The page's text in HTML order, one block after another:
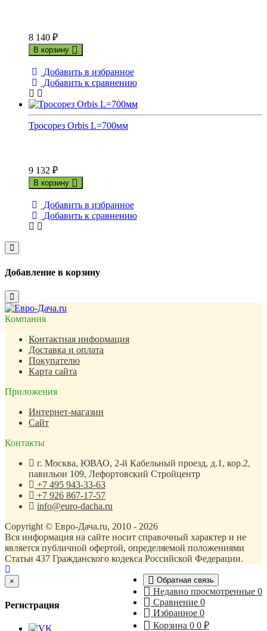
8 140 ₽
В корзину
Добавить в избранное
Добавить к сравнению
Тросорез Orbis L=700мм
9 132 ₽
В корзину
Добавить в избранное
Добавить к сравнению
Добавление в корзину
Компания
Контактная информация
Доставка и оплата
Покупателю
Карта сайта
Приложения
Интернет-магазин
Сайт
Контакты
г. Москва, ЮВАО, 2-й Кабельный проезд, д.1, кор.2,
павильон 109, Лефортовский Стройцентр
+7 495 943-33-63
+7 926 867-17-57
info@euro-dacha.ru
Copyright © Евро-Дача.ru, 2010 - 2026
Вся информация на сайте носит справочный характер и не
является публичной офертой, определяемой положениями
Статьи 437 Гражданского кодекса Российской Федерации.
Обратная связь
Недавно просмотренные 0
Сравнение 0
Избранное 0
Корзина 0 0 ₽
×
Регистрация